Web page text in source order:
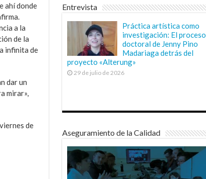
ahí donde
a la
de la
infinita de
dar un
mirar»,
de
Entrevista
Práctica artística como
investigación: El proceso
doctoral de Jenny Pino
Madariaga detrás del
proyecto «Alterung»
29 de julio de 2026
Aseguramiento de la Calidad